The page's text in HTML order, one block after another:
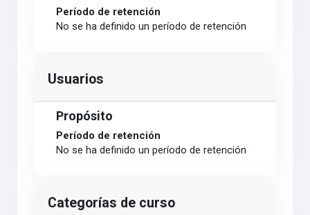
Período de retención
No se ha definido un período de retención
Usuarios
Propósito
Período de retención
No se ha definido un período de retención
Categorías de curso